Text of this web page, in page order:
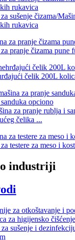
sušenje čizama/
rukavica
pranje čizama pune
čelik 200L
za pranje rublja i
čelika ...
testere za meso i
industriji
za otkoštavanje i
za higijensko čišćenje
sušenje i